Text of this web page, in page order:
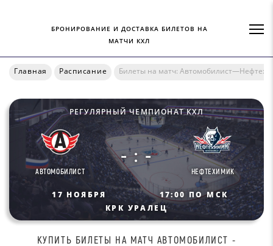
БРОНИРОВАНИЕ И ДОСТАВКА БИЛЕТОВ НА
МАТЧИ КХЛ
Главная Расписание Билеты на матч:
РЕГУЛЯРНЫЙ ЧЕМПИОНАТ КХЛ
АВТОМОБИЛИСТ
- : -
НЕФТЕХИМИК
17 НОЯБРЯ
17:00 ПО МСК
КРК УРАЛЕЦ
КУПИТЬ БИЛEТЫ НА МАТЧ AВТOМOБИЛИСТ -